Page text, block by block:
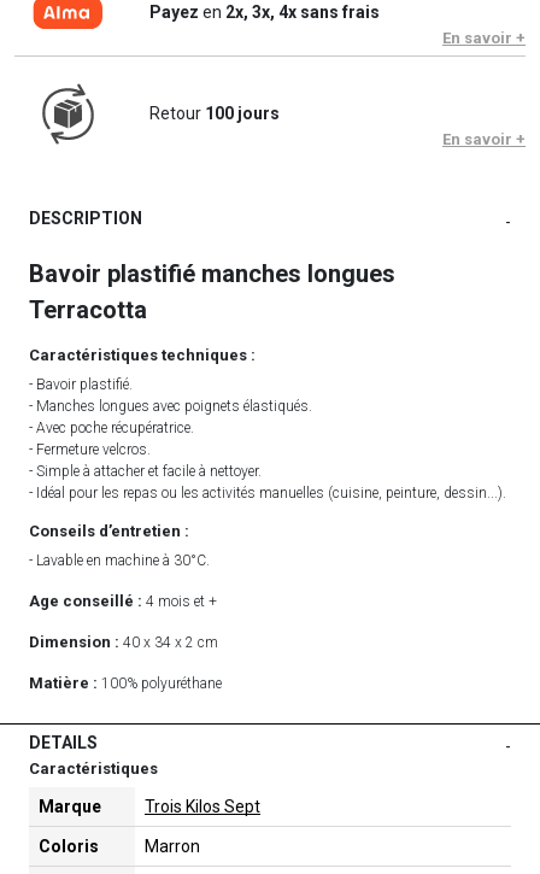
Payez en 2x, 3x, 4x sans frais
En savoir +
Retour 100 jours
En savoir +
DESCRIPTION -
Bavoir plastifié manches longues
Terracotta
Caractéristiques techniques :
- Bavoir plastifié.
- Manches longues avec poignets élastiqués.
- Avec poche récupératrice.
- Fermeture velcros.
- Simple à attacher et facile à nettoyer.
- Idéal pour les repas ou les activités manuelles (cuisine, peinture, dessin...).
Conseils d’entretien :
- Lavable en machine à 30°C.
Age conseillé : 4 mois et +
Dimension : 40 x 34 x 2 cm
Matière : 100% polyuréthane
DETAILS -
Caractéristiques
Marque Trois Kilos Sept
Coloris Marron